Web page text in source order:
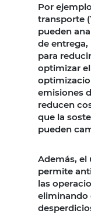
Por
transporte
pueden
de
para
optimizar
emisiones
reducen
que la
pueden
Además,
permite
las
eliminando